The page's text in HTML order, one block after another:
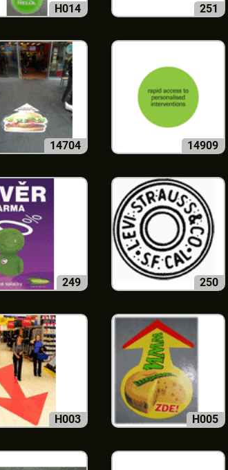
H014 251
14704 14909
249 250
H003 H005